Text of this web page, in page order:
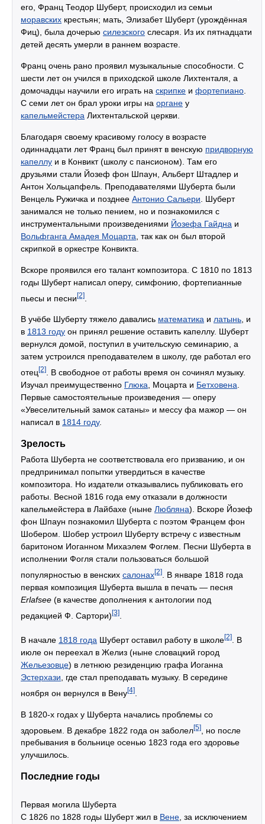
его, Франц Теодор Шуберт, происходил из семьи
моравских крестьян; мать, Элизабет Шуберт (урождённая
Фиц), была дочерью силезского слесаря. Из их пятнадцати
детей десять умерли в раннем возрасте.
Франц очень рано проявил музыкальные способности. С
шести лет он учился в приходской школе Лихтенталя, а
домочадцы научили его играть на скрипке и фортепиано
С семи лет он брал уроки игры на органе у
капельмейстера Лихтентальской церкви.
Благодаря своему красивому голосу в возрасте
одиннадцати лет Франц был принят в венскую придворную
капеллу и в Конвикт (школу с пансионом). Там его
друзьями стали Йозеф фон Шпаун, Альберт Штадлер и
Антон Хольцапфель. Преподавателями Шуберта были
Венцель Ружичка и позднее Антонио Сальери . Шуберт
занимался не только пением, но и познакомился с
инструментальными произведениями Йозефа Гайдна и
Вольфганга Амадея Моцарта , так как он был второй
скрипкой в оркестре Конвикта.
Вскоре проявился его талант композитора. С 1810 по 1813
годы Шуберт написал оперу, симфонию, фортепианные
пьесы и песни[2]
В учёбе Шуберту тяжело давались математика и латынь, и
в 1813 году он принял решение оставить капеллу. Шуберт
вернулся домой, поступил в учительскую семинарию, а
затем устроился преподавателем в школу, где работал его
отец [2]
. В свободное от работы время он сочинял музыку.
Изучал преимущественно Глюка , Моцарта и Бетховена
Первые самостоятельные произведения — оперу
«Увеселительный замок сатаны» и мессу фа мажор — он
написал в 1814 году.
Зрелость
Работа Шуберта не соответствовала его призванию, и он
предпринимал попытки утвердиться в качестве
композитора. Но издатели отказывались публиковать его
работы. Весной 1816 года ему отказали в должности
капельмейстера в Лайбахе (ныне Любляна). Вскоре Йозеф
фон Шпаун познакомил Шуберта с поэтом Францем фон
Шобером. Шобер устроил Шуберту встречу с известным
баритоном Иоганном Михаэлем Фоглем. Песни Шуберта в
исполнении Фогля стали пользоваться большой
популярностью в венских салонах[2]
. В январе 1818 года
первая композиция Шуберта вышла в печать — песня
Erlafsee (в качестве дополнения к антологии под
редакцией Ф. Сартори)[3]
В начале 1818 года Шуберт оставил работу в школе[2]
. В
июле он переехал в Желиз (ныне словацкий город
Жельезовце) в летнюю резиденцию графа Иоганна
Эстерхази , где стал преподавать музыку. В середине
ноября он вернулся в Вену[4]
В 1820-х годах у Шуберта начались проблемы со
здоровьем. В декабре 1822 года он заболел[5]
, но после
пребывания в больнице осенью 1823 года его здоровье
улучшилось.
Последние годы
Первая могила Шуберта
С 1826 по 1828 годы Шуберт жил в Вене, за исключением